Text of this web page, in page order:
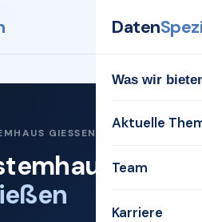
Daten
Was wir
Aktuelle
Team
Karriere
GIESSEN
für